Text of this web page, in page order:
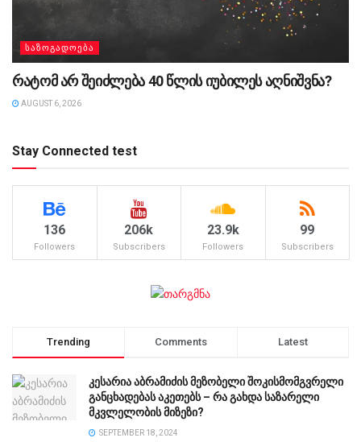
ᲡᲐᲖᲝᲒᲐᲓᲝᲔᲑᲐ
რატომ არ შეიძლება 40 წლის იუბილეს აღნიშვნა?
AUGUST 6, 2026
Stay Connected test
136
Followers
206k
Subscribers
23.9k
Followers
99
Subscribers
Trending Comments Latest
კესარია აბრამიძის მეზობელი შოკისმომგვრელი
განცხადებას აკეთებს – რა გახდა საზარელი
მკვლელობის მიზეზი?
SEPTEMBER 18, 2024